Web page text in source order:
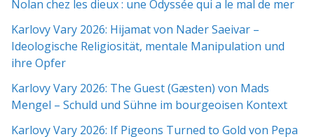
Nolan chez les dieux : une Odyssée qui a le mal de mer
Karlovy Vary 2026: Hijamat von Nader Saeivar​​ –
Ideologische Religiosität, mentale Manipulation und
ihre Opfer
Karlovy Vary 2026: The Guest (Gæsten) von Mads
Mengel – Schuld und Sühne im bourgeoisen Kontext
Karlovy Vary 2026: If Pigeons Turned to Gold von Pepa